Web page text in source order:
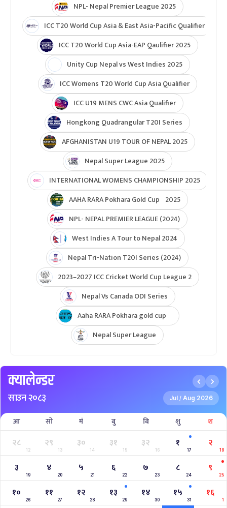
NPL- Nepal Premier League 2025
ICC T20 World Cup Asia & East Asia-Pacific Qualifier
ICC T20 World Cup Asia-EAP Qaulifier 2025
Unity Cup Nepal vs West Indies 2025
ICC Womens T20 World Cup Asia Qualifier
ICC U19 MENS CWC Asia Qualifier
Hongkong Quadrangular T20I Series
AFGHANISTAN U19 TOUR OF NEPAL 2025
Nepal Super League 2025
INTERNATIONAL WOMENS CHAMPIONSHIP 2025
AAHA RARA Pokhara Gold Cup 2025
NPL- NEPAL PREMIER LEAGUE (2024)
West Indies A Tour to Nepal 2024
Nepal Tri-Nation T20I Series (2024)
2023–2027 ICC Cricket World Cup League 2
Nepal Vs Canada ODI Series
Aaha RARA Pokhara gold cup
Nepal Super League
क्यालेन्डर
साउन २०८३ Jul / Aug 2026
आ सो मं बु बि शु श
२८
12
२९
13
३०
14
३१
15
३२
16
१
17
२
18
३
19
४
20
५
21
६
22
७
23
८
24
९
25
१०
26
११
27
१२
28
१३
29
१४
30
१५
31
१६
1